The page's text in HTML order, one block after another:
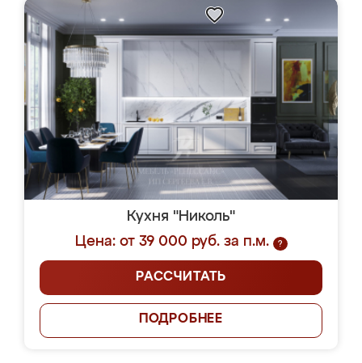
Кухня "Николь"
Цена: от 39 000 руб. за п.м.
?
РАССЧИТАТЬ
ПОДРОБНЕЕ